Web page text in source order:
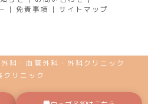
| 免責事項 | サイトマップ
・血管外科・外科クリニック
クリニック